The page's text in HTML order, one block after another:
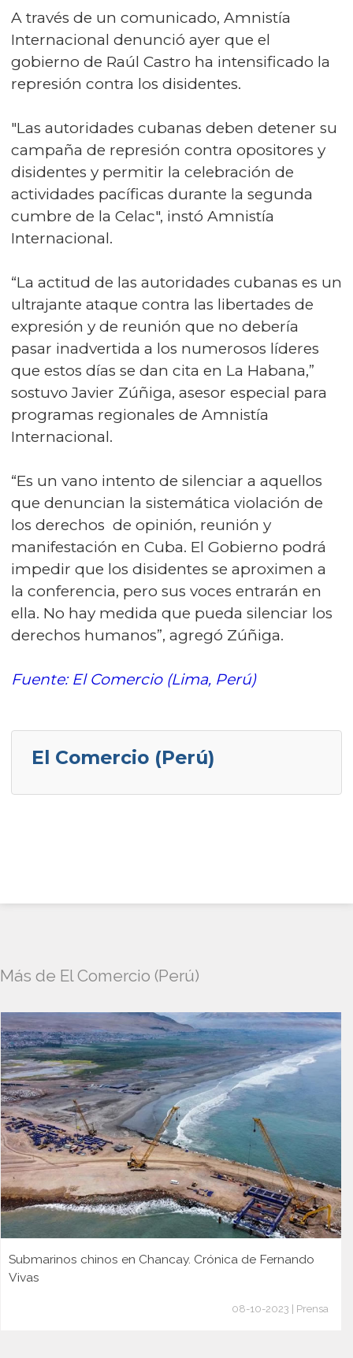
A través de un comunicado, Amnistía
Internacional denunció ayer que el
gobierno de Raúl Castro ha intensificado la
represión contra los disidentes.
"Las autoridades cubanas deben detener su
campaña de represión contra opositores y
disidentes y permitir la celebración de
actividades pacíficas durante la segunda
cumbre de la Celac", instó Amnistía
Internacional.
“La actitud de las autoridades cubanas es un
ultrajante ataque contra las libertades de
expresión y de reunión que no debería
pasar inadvertida a los numerosos líderes
que estos días se dan cita en La Habana,”
sostuvo Javier Zúñiga, asesor especial para
programas regionales de Amnistía
Internacional.
“Es un vano intento de silenciar a aquellos
que denuncian la sistemática violación de
los derechos de opinión, reunión y
manifestación en Cuba. El Gobierno podrá
impedir que los disidentes se aproximen a
la conferencia, pero sus voces entrarán en
ella. No hay medida que pueda silenciar los
derechos humanos”, agregó Zúñiga.
Fuente: El Comercio (Lima, Perú)
El Comercio (Perú)
Más de El Comercio (Perú)
Submarinos chinos en Chancay. Crónica de Fernando
Vivas
08-10-2023 | Prensa